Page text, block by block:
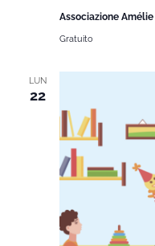
Associazione Amélie
Gratuito
LUN
22